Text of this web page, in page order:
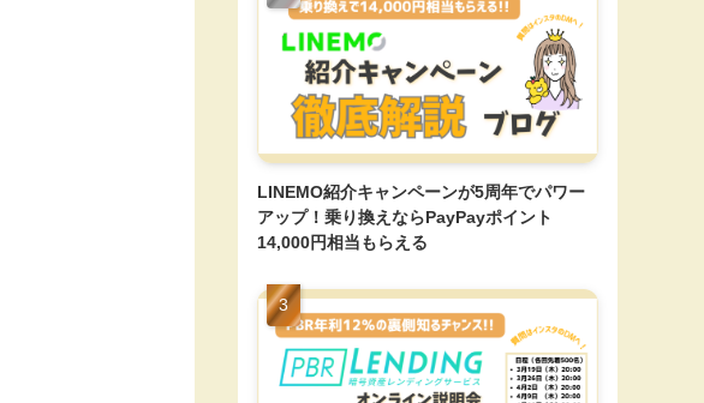
LINEMO紹介キャンペーンが5周年でパワー
アップ！乗り換えならPayPayポイント
14,000円相当もらえる